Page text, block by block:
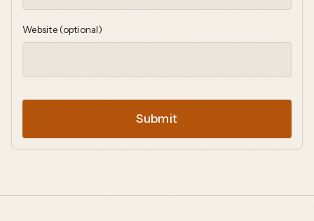
Website (optional)
Submit